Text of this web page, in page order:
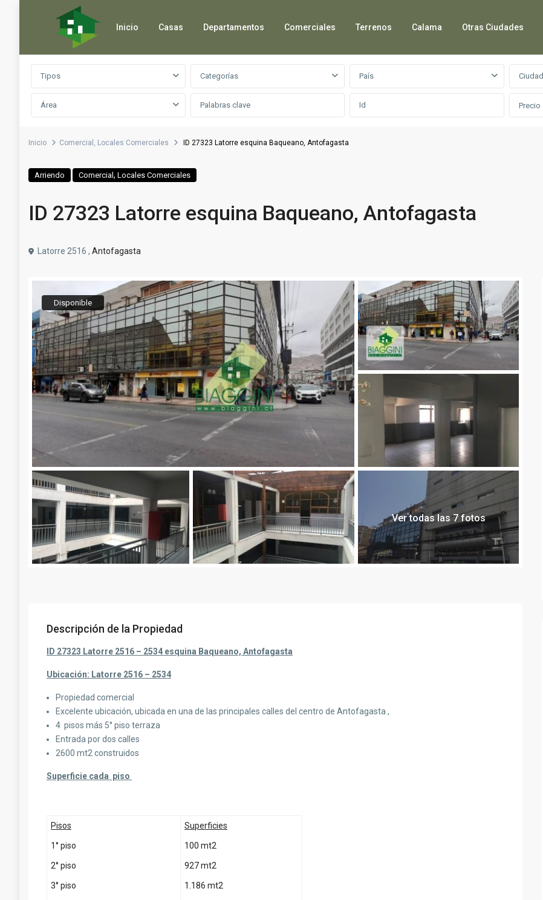
Inicio Casas Departamentos Comerciales Terrenos Calama Otras Ciudades
Búsqueda avanzada
Tipos Categorías País Ciudad
Área Precio
Inicio Comercial , Locales Comerciales ID 27323 Latorre esquina Baqueano, Antofagasta
Arriendo Comercial , Locales Comerciales
ID 27323 Latorre esquina Baqueano, Antofagasta
Latorre 2516 , Antofagasta
Disponible
Ver todas las 7 fotos
Descripción de la Propiedad
ID 27323 Latorre 2516 – 2534 esquina Baqueano, Antofagasta
Ubicación: Latorre 2516 – 2534
Propiedad comercial
Excelente ubicación, ubicada en una de las principales calles del centro de Antofagasta ,
4 pisos más 5° piso terraza
Entrada por dos calles
2600 mt2 construidos
Superficie cada piso
Pisos Superficies
1° piso 100 mt2
2° piso 927 mt2
3° piso 1.186 mt2